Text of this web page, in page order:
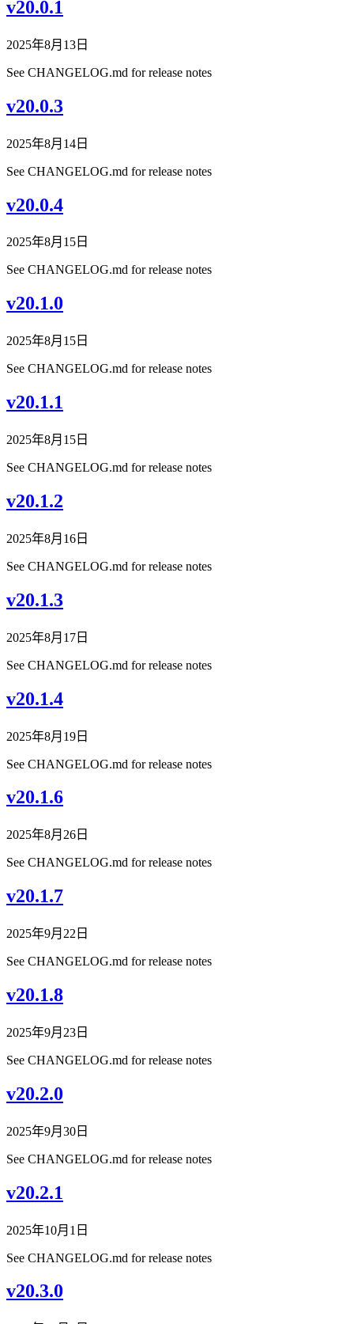
v20.0.1
2025年8月13日
See CHANGELOG.md for release notes
v20.0.3
2025年8月14日
See CHANGELOG.md for release notes
v20.0.4
2025年8月15日
See CHANGELOG.md for release notes
v20.1.0
2025年8月15日
See CHANGELOG.md for release notes
v20.1.1
2025年8月15日
See CHANGELOG.md for release notes
v20.1.2
2025年8月16日
See CHANGELOG.md for release notes
v20.1.3
2025年8月17日
See CHANGELOG.md for release notes
v20.1.4
2025年8月19日
See CHANGELOG.md for release notes
v20.1.6
2025年8月26日
See CHANGELOG.md for release notes
v20.1.7
2025年9月22日
See CHANGELOG.md for release notes
v20.1.8
2025年9月23日
See CHANGELOG.md for release notes
v20.2.0
2025年9月30日
See CHANGELOG.md for release notes
v20.2.1
2025年10月1日
See CHANGELOG.md for release notes
v20.3.0